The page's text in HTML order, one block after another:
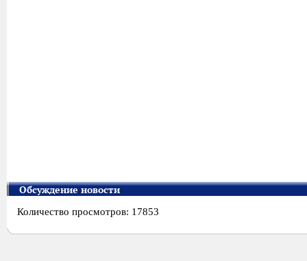
Обсуждение новости
Количество просмотров: 17853